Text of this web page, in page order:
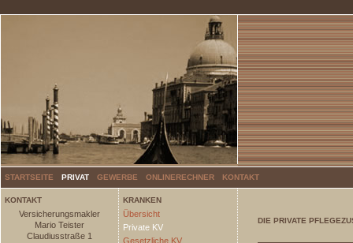
STARTSEITE PRIVAT GEWERBE ONLINERECHNER KONTAKT
KONTAKT
Versicherungsmakler
Mario Teister
Claudiusstraße 1
KRANKEN
Übersicht
Private KV
Gesetzliche KV
DIE PRIVATE